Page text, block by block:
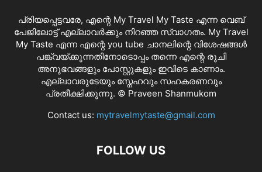
പ്രിയപ്പെട്ടവരേ, എന്റെ My Travel My Taste എന്ന വെബ്
പേജിലോട്ട് എല്ലാവർക്കും നിറഞ്ഞ സ്വാഗതം. My Travel
My Taste എന്ന എന്റെ you tube ചാനലിന്റെ വിശേഷങ്ങൾ
പങ്ക്വയ്ക്കുന്നതിനോടൊപ്പം തന്നെ എന്റെ രുചി
അനുഭവങ്ങളും പോസ്റ്റുകളും ഇവിടെ കാണാം.
എല്ലാവരുടേയും സ്നേഹവും സഹകരണവും
പ്രതീക്ഷിക്കുന്നു. © Praveen Shanmukom
Contact us: mytravelmytaste@gmail.com
FOLLOW US